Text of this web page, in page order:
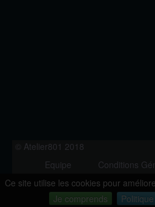
Ce site utilise les cookies pour
Je comprends
© Atelier801 2018
Equipe
Conditions
Politique de Confidentialité